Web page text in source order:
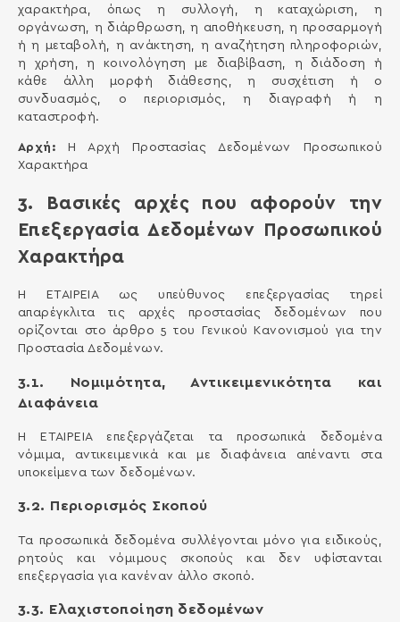
χαρακτήρα, όπως η συλλογή, η καταχώριση, η
οργάνωση, η διάρθρωση, η αποθήκευση, η προσαρμογή
ή η μεταβολή, η ανάκτηση, η αναζήτηση πληροφοριών,
η χρήση, η κοινολόγηση με διαβίβαση, η διάδοση ή
κάθε άλλη μορφή διάθεσης, η συσχέτιση ή ο
συνδυασμός, ο περιορισμός, η διαγραφή ή η
καταστροφή.
Αρχή: Η Αρχή Προστασίας Δεδομένων Προσωπικού
Χαρακτήρα
3. Βασικές αρχές που αφορούν την
Επεξεργασία Δεδομένων Προσωπικού
Χαρακτήρα
Η ΕΤΑΙΡΕΙΑ ως υπεύθυνος επεξεργασίας τηρεί
απαρέγκλιτα τις αρχές προστασίας δεδομένων που
ορίζονται στο άρθρο 5 του Γενικού Κανονισμού για την
Προστασία Δεδομένων.
3.1. Νομιμότητα, Αντικειμενικότητα και
Διαφάνεια
Η ΕΤΑΙΡΕΙΑ επεξεργάζεται τα προσωπικά δεδομένα
νόμιμα, αντικειμενικά και με διαφάνεια απέναντι στα
υποκείμενα των δεδομένων.
3.2. Περιορισμός Σκοπού
Τα προσωπικά δεδομένα συλλέγονται μόνο για ειδικούς,
ρητούς και νόμιμους σκοπούς και δεν υφίστανται
επεξεργασία για κανέναν άλλο σκοπό.
3.3. Ελαχιστοποίηση δεδομένων